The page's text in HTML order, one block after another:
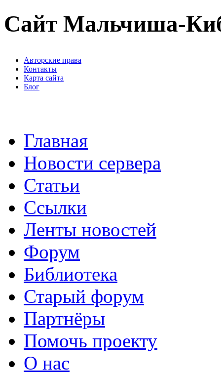
Сайт Мальчиша-
Авторские права
Контакты
Карта сайта
Блог
Главная
Новости сервера
Статьи
Ссылки
Ленты новостей
Форум
Библиотека
Старый форум
Партнёры
Помочь проекту
О нас